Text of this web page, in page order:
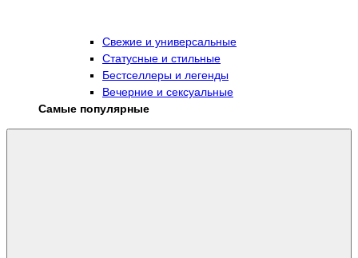
Свежие и универсальные
Статусные и стильные
Бестселлеры и легенды
Вечерние и сексуальные
Самые популярные